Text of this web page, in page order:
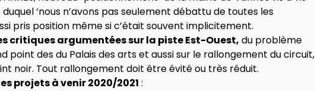
‘nous n’avons pas seulement débattu de toutes les
pris position même si c’était souvent implicitement.
critiques argumentées sur la piste Est-Ouest, du problème
point des du Palais des arts et aussi sur le rallongement du circuit,
noir. Tout rallongement doit être évité ou très réduit.
projets à venir 2020/2021 :